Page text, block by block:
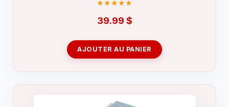
39.99 $
AJOUTER AU PANIER